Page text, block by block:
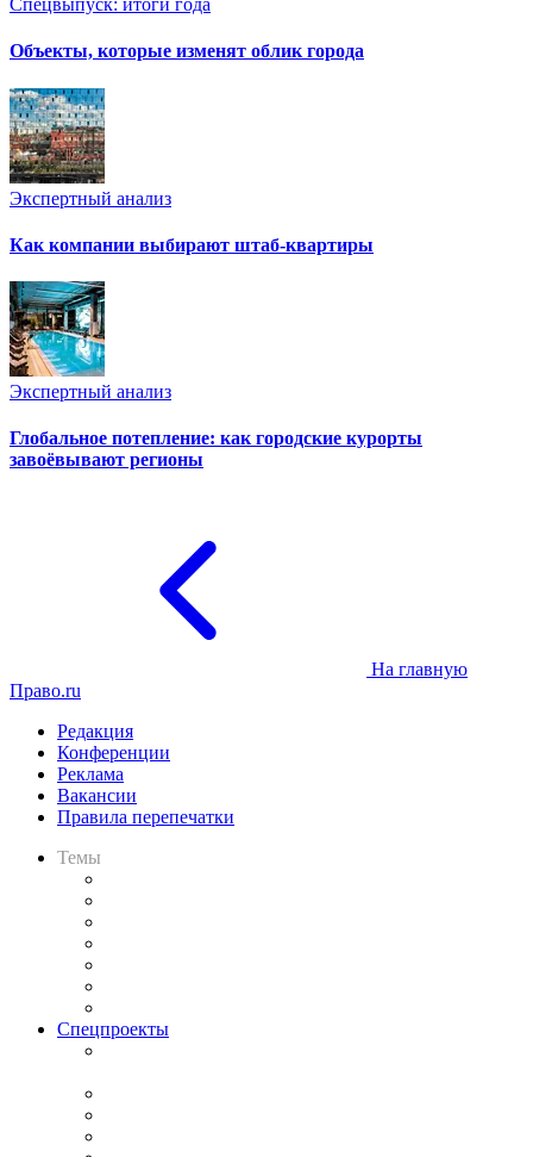
Спецвыпуск: итоги года
Объекты, которые изменят облик города
Экспертный анализ
Как компании выбирают штаб-квартиры
Экспертный анализ
Глобальное потепление: как городские курорты
завоёвывают регионы
На главную
Право.ru
Редакция
Конференции
Реклама
Вакансии
Правила перепечатки
Темы
Спецпроекты